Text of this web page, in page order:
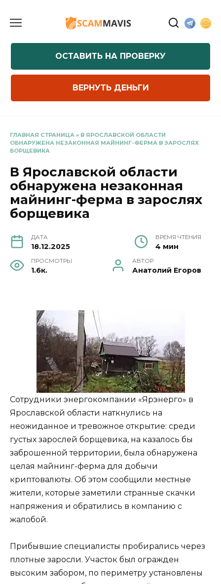
содержанию
ОСТАВИТЬ НА ПРОВЕРКУ
ВЕРНУТЬ ДЕНЬГИ
ГЛАВНАЯ СТРАНИЦА » В ЯРОСЛАВСКОЙ ОБЛАСТИ
ОБНАРУЖЕНА НЕЗАКОННАЯ МАЙНИНГ-ФЕРМА В ЗАРОСЛЯХ
БОРЩЕВИКА
В Ярославской области
обнаружена незаконная
майнинг-ферма в зарослях
борщевика
ДАТА
18.12.2025
ВРЕМЯ ЧТЕНИЯ
4 мин
ПРОСМОТРЫ
1.6к.
АВТОР
Анатолий Егоров
Сотрудники энергокомпании «Ярэнерго» в
Ярославской области наткнулись на
неожиданное и тревожное открытие: среди
густых зарослей борщевика, на казалось бы
заброшенной территории, была обнаружена
целая майнинг-ферма для добычи
криптовалюты. Об этом сообщили местные
жители, которые заметили странные скачки
напряжения и обратились в компанию с
жалобой.
Прибывшие специалисты пробирались через
плотные заросли. Участок был огражден
высоким забором, по периметру установлены